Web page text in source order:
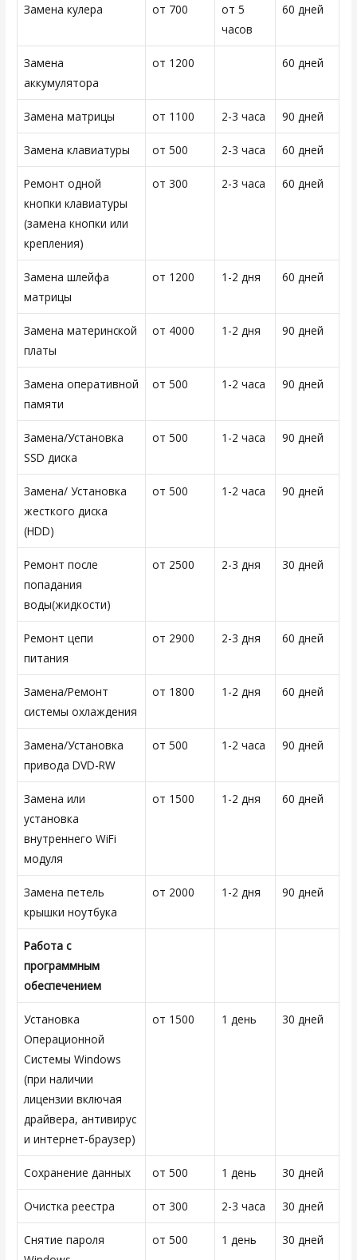
Замена кулера от 700
от 5
часов
60 дней
Замена
аккумулятора
от 1200 60 дней
Замена матрицы от 1100 2-3 часа 90 дней
Замена клавиатуры от 500 2-3 часа 60 дней
Ремонт одной
кнопки клавиатуры
(замена кнопки или
крепления)
от 300 2-3 часа 60 дней
Замена шлейфа
матрицы
от 1200 1-2 дня 60 дней
Замена материнской
платы
от 4000 1-2 дня 90 дней
Замена оперативной
памяти
от 500 1-2 часа 90 дней
Замена/Установка
SSD диска
от 500 1-2 часа 90 дней
Замена/ Установка
жесткого диска
(HDD)
от 500 1-2 часа 90 дней
Ремонт после
попадания
воды(жидкости)
от 2500 2-3 дня 30 дней
Ремонт цепи
питания
от 2900 2-3 дня 60 дней
Замена/Ремонт
системы охлаждения
от 1800 1-2 дня 60 дней
Замена/Установка
привода DVD-RW
от 500 1-2 часа 90 дней
Замена или
установка
внутреннего WiFi
модуля
от 1500 1-2 дня 60 дней
Замена петель
крышки ноутбука
от 2000 1-2 дня 90 дней
Работа с
программным
обеспечением
Установка
Операционной
Системы Windows
(при наличии
лицензии включая
драйвера, антивирус
и интернет-браузер)
от 1500 1 день 30 дней
Сохранение данных от 500 1 день 30 дней
Очистка реестра от 300 2-3 часа 30 дней
Снятие пароля
от 500 1 день 30 дней